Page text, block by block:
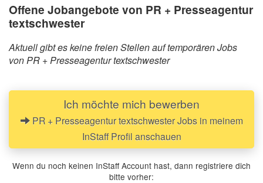
Offene Jobangebote von PR + Presseagentur
textschwester
Aktuell gibt es keine freien Stellen auf temporären Jobs
von PR + Presseagentur textschwester
Ich möchte mich bewerben
PR + Presseagentur textschwester Jobs in meinem
InStaff Profil anschauen
Wenn du noch keinen InStaff Account hast, dann registriere dich
bitte vorher: